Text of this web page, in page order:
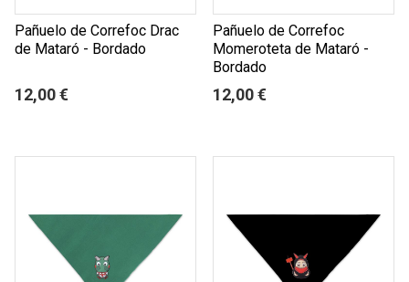
Pañuelo de Correfoc Drac
de Mataró - Bordado
12,00 €
Pañuelo de Correfoc
Momeroteta de Mataró -
Bordado
12,00 €